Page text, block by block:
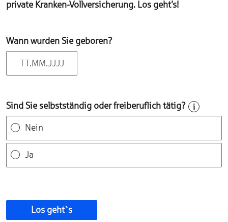
private Kranken-Vollversicherung. Los geht’s!
Wann wurden Sie geboren?
Sind Sie selbstständig oder freiberuflich tätig?
Nein
Ja
Los geht`s